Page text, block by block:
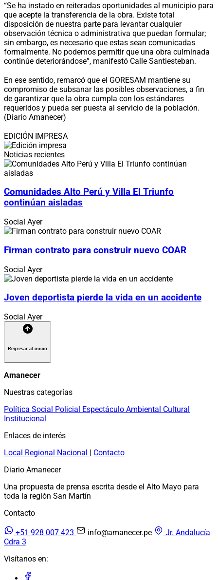
“Se ha instado en reiteradas oportunidades al municipio para
que acepte la transferencia de la obra. Existe total
disposición de nuestra parte para levantar cualquier
observación técnica o administrativa que puedan formular;
sin embargo, es necesario que estas sean comunicadas
formalmente. No podemos permitir que una obra culminada
continúe deteriorándose”, manifestó Calle Santiesteban.
En ese sentido, remarcó que el GORESAM mantiene su
compromiso de subsanar las posibles observaciones, a fin
de garantizar que la obra cumpla con los estándares
requeridos y pueda ser puesta al servicio de la población.
(Diario Amanecer)
EDICIÓN IMPRESA
Noticias recientes
Comunidades Alto Perú y Villa El Triunfo
continúan aisladas
Social Ayer
Firman contrato para construir nuevo COAR
Social Ayer
Joven deportista pierde la vida en un accidente
Social Ayer
Regresar al inicio
Amanecer
Nuestras categorías
Política Social Policial Espectáculo Ambiental Cultural
Institucional
Enlaces de interés
Local Regional Nacional | Contacto
Diario Amanecer
Una propuesta de prensa escrita desde el Alto Mayo para
toda la región San Martín
Contacto
+51 928 007 423 info@amanecer.pe
Jr. Andalucía
Cdra 3
Visítanos en: